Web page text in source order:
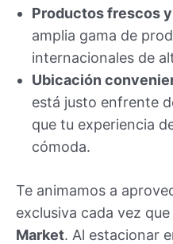
Productos frescos
amplia gama de
internacionales de
Ubicación
está justo enfrente
que tu experiencia
cómoda.
Te animamos a
exclusiva cada vez
Market. Al estacionar